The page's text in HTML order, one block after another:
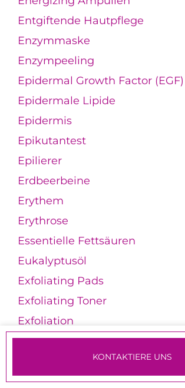
Entgiftende Hautpflege
Enzymmaske
Enzympeeling
Epidermal Growth Factor (EGF)
Epidermale Lipide
Epidermis
Epikutantest
Epilierer
Erdbeerbeine
Erythem
Erythrose
Essentielle Fettsäuren
Eukalyptusöl
Exfoliating Pads
Exfoliating Toner
Exfoliation
Exposom-Schutz
Eye BrightenerTERMINE & ANMELDUNG
KONTAKTIERE UNS